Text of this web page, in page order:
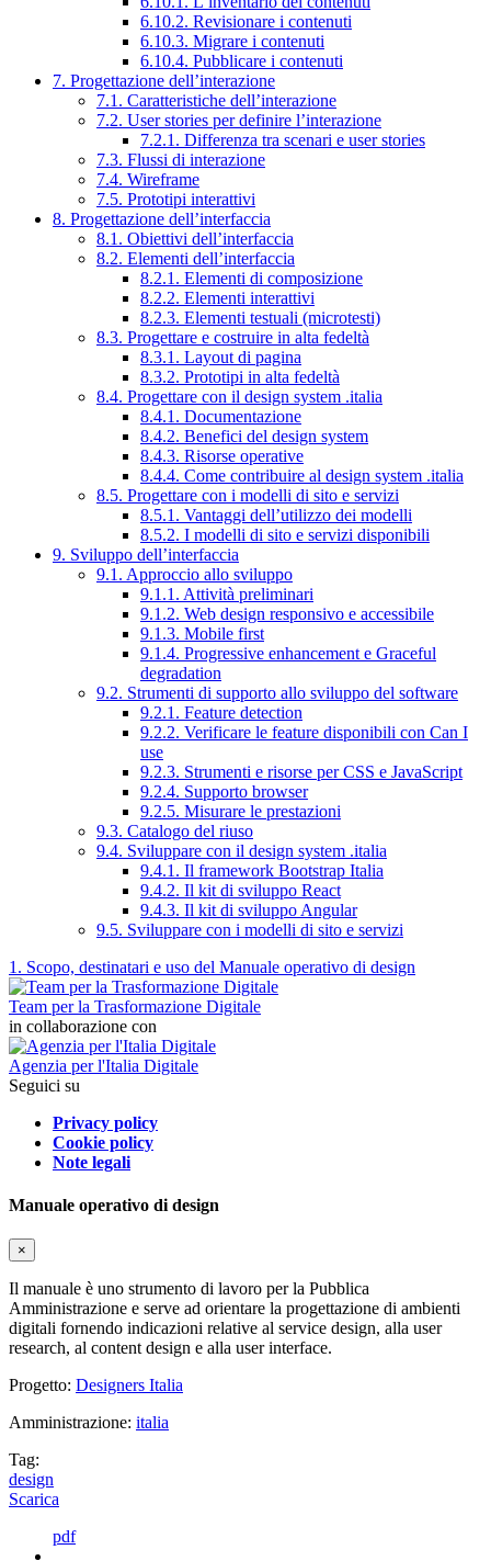
6.10.2. Revisionare i contenuti
6.10.3. Migrare i contenuti
6.10.4. Pubblicare i contenuti
7. Progettazione dell’interazione
7.1. Caratteristiche dell’interazione
7.2. User stories per definire l’interazione
7.2.1. Differenza tra scenari e user stories
7.3. Flussi di interazione
7.4. Wireframe
7.5. Prototipi interattivi
8. Progettazione dell’interfaccia
8.1. Obiettivi dell’interfaccia
8.2. Elementi dell’interfaccia
8.2.1. Elementi di composizione
8.2.2. Elementi interattivi
8.2.3. Elementi testuali (microtesti)
8.3. Progettare e costruire in alta fedeltà
8.3.1. Layout di pagina
8.3.2. Prototipi in alta fedeltà
8.4. Progettare con il design system .italia
8.4.1. Documentazione
8.4.2. Benefici del design system
8.4.3. Risorse operative
8.4.4. Come contribuire al design system .italia
8.5. Progettare con i modelli di sito e servizi
8.5.1. Vantaggi dell’utilizzo dei modelli
8.5.2. I modelli di sito e servizi disponibili
9. Sviluppo dell’interfaccia
9.1. Approccio allo sviluppo
9.1.1. Attività preliminari
9.1.2. Web design responsivo e accessibile
9.1.3. Mobile first
9.1.4. Progressive enhancement e Graceful
degradation
9.2. Strumenti di supporto allo sviluppo del software
9.2.1. Feature detection
9.2.2. Verificare le feature disponibili con Can I
use
9.2.3. Strumenti e risorse per CSS e JavaScript
9.2.4. Supporto browser
9.2.5. Misurare le prestazioni
9.3. Catalogo del riuso
9.4. Sviluppare con il design system .italia
9.4.1. Il framework Bootstrap Italia
9.4.2. Il kit di sviluppo React
9.4.3. Il kit di sviluppo Angular
9.5. Sviluppare con i modelli di sito e servizi
1. Scopo, destinatari e uso del Manuale operativo di design
Team per la Trasformazione Digitale
in collaborazione con
Agenzia per l'Italia Digitale
Seguici su
Privacy policy
Cookie policy
Note legali
Manuale operativo di design
×
Il manuale è uno strumento di lavoro per la Pubblica
Amministrazione e serve ad orientare la progettazione di ambienti
digitali fornendo indicazioni relative al service design, alla user
research, al content design e alla user interface.
Progetto: Designers Italia
Amministrazione: italia
Tag:
design
Scarica
pdf